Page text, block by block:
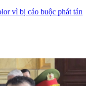
vì bị cáo buộc phát tán